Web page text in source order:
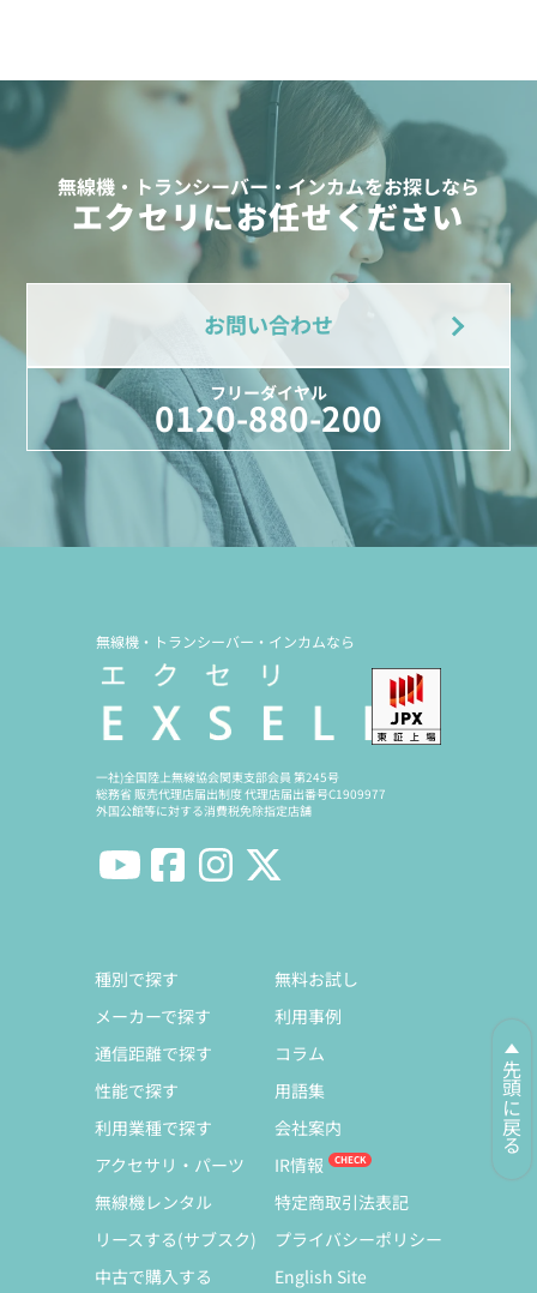
無線機・トランシーバー・インカムをお探しなら
エクセリにお任せください
お問い合わせ
フリーダイヤル
0120-880-200
先頭に戻る
無線機・トランシーバー・インカムなら
一社)全国陸上無線協会関東支部会員 第245号
総務省 販売代理店届出制度 代理店届出番号C1909977
外国公館等に対する消費税免除指定店舗
種別で探す
メーカーで探す
通信距離で探す
性能で探す
利用業種で探す
アクセサリ・パーツ
無線機レンタル
リースする(サブスク)
中古で購入する
無料お試し
利用事例
コラム
用語集
会社案内
IR情報
特定商取引法表記
プライバシーポリシー
English Site